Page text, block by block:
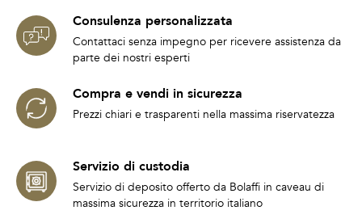
Consulenza personalizzata
Contattaci senza impegno per ricevere assistenza da
parte dei nostri esperti
Compra e vendi in sicurezza
Prezzi chiari e trasparenti nella massima riservatezza
Servizio di custodia
Servizio di deposito offerto da Bolaffi in caveau di
massima sicurezza in territorio italiano